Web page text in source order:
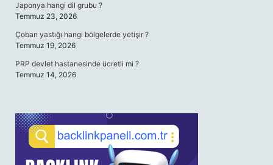
Japonya hangi dil grubu ?
Temmuz 23, 2026
Çoban yastığı hangi bölgelerde yetişir ?
Temmuz 19, 2026
PRP devlet hastanesinde ücretli mi ?
Temmuz 14, 2026